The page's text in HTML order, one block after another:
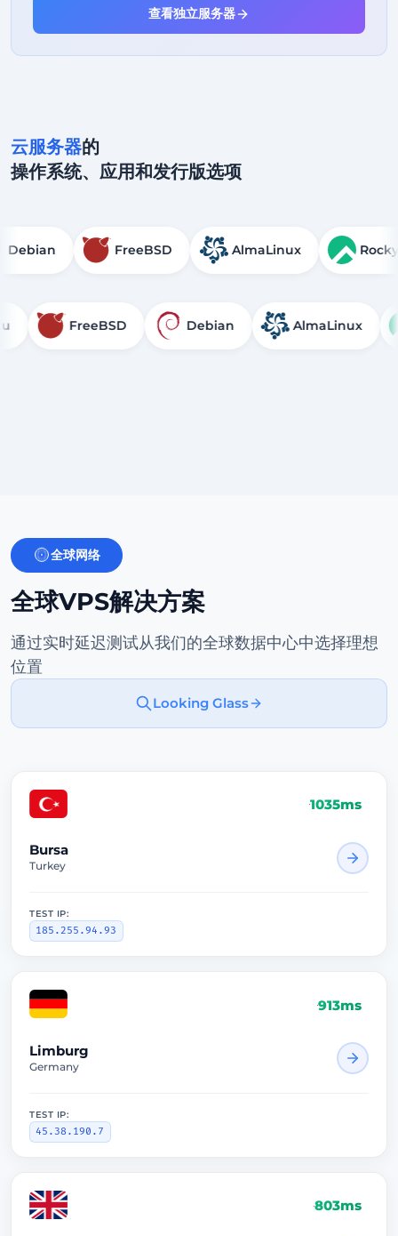
专用IP地址
查看独立服务器
云服务器的
操作系统、应用和发行版选项
Debian FreeBSD AlmaLinux
FreeBSD Debian AlmaLinux
全球网络
全球VPS解决方案
通过实时延迟测试从我们的全球数据中心中选择理想
位置
Looking Glass
1035ms
Bursa
Turkey
TEST IP:
185.255.94.93
913ms
Limburg
Germany
TEST IP:
45.38.190.7
803ms